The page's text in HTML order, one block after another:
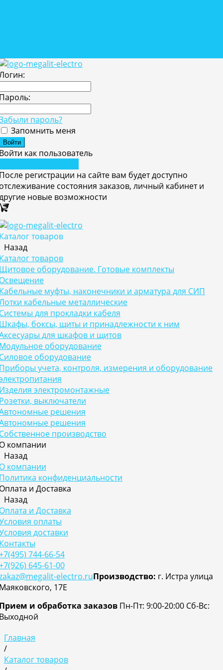
пароль?
Запомнить меня
как пользователь
регистрации на сайте вам будет доступно
состояния заказов, личный кабинет и
новые возможности
товаров
Назад
товаров
оборудование. Готовые комплекты
муфты, наконечники и арматура для СИП
кабельные металлические
для прокладки кабеля
боксы, щиты и принадлежности к ним
для шкафов и щитов
оборудование
оборудование
учета, контроля, измерения и оборудование
электромонтажные
выключатели
решения
решения
производство
компании
Назад
компании
конфиденциальности
и Доставка
Назад
и Доставка
оплаты
доставки
744-66-54
645-61-00
electro.ruПроизводство: г. Истра улица
17Е
и обработка заказов Пн-Пт: 9:00-20:00 Cб-Вс:
Главная
/
Каталог товаров